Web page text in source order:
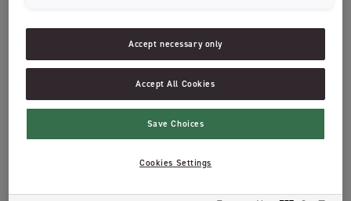
100% veganiška
Švelnaus vaisinio skonio
Tvarumas ir produktų efektyvumas yra mūsų prioritetas. Kruopščiai
biologiškai skaidosi gamtoje.
Pastos sudėtyje yra fluoro ir ksilitolio, kurių derinys efektyviai
Accept necessary only
Accept All Cookies
Save Choices
Cookies Settings